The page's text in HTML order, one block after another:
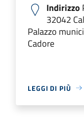
Indirizzo
32042
Palazzo
Cadore
LEGGI DI PIÙ